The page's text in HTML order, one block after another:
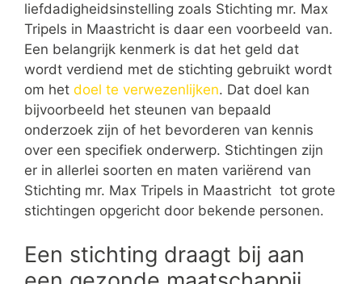
liefdadigheidsinstelling zoals Stichting mr. Max
Tripels in Maastricht is daar een voorbeeld van.
Een belangrijk kenmerk is dat het geld dat
wordt verdiend met de stichting gebruikt wordt
om het doel te verwezenlijken. Dat doel kan
bijvoorbeeld het steunen van bepaald
onderzoek zijn of het bevorderen van kennis
over een specifiek onderwerp. Stichtingen zijn
er in allerlei soorten en maten variërend van
Stichting mr. Max Tripels in Maastricht tot grote
stichtingen opgericht door bekende personen.
Een stichting draagt bij aan